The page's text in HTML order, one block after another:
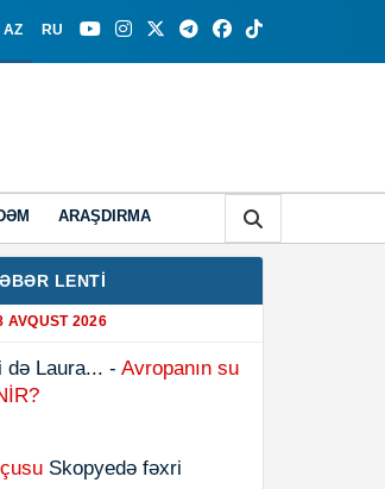
AZ RU
ARAŞDIRMA
LENTİ
AVQUST 2026
də Laura... - Avropanın su
Skopyedə fəxri